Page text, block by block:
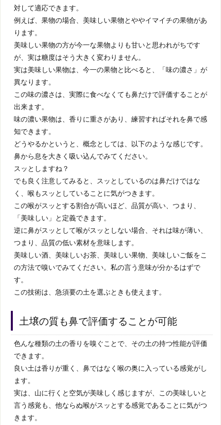
対して適応できます。
例えば、果物の場合、美味しい果物とややイマイチの果物があ
ります。
美味しい果物の方が今一な果物よりも甘いと思われがちです
が、実は糖度はそう大きく変わりません。
実は美味しい果物は、今一の果物と比べると、「味の濃さ」が
異なります。
この味の濃さは、実際に食べなくても鼻だけで評価することが
出来ます。
味の濃い果物は、香りに重さがあり、練習すればそれを鼻で感
知できます。
どうやるかというと、概念としては、以下のような感じです。
鼻から息を大きく吸い込んでみてください。
スッとしますね？
でも良く注意してみると、スッとしているのは鼻だけではな
く、喉もスッとしていることに気がつきます。
この喉がスッとする割合が高いほど、品質が高い、つまり、
「美味しい」と定義できます。
逆に鼻がスッとして喉がスッとしない場合、それは味が薄い、
つまり、品質の低い素材を意味します。
美味しい酒、美味しいお茶、美味しい果物、美味しいご飯をこ
の方法で嗅いでみてください。私の言う意味が分かるはずで
す。
この技術は、急須要の土を選ぶときも使えます。
土壌の質も鼻で評価することが可能
色んな種類の土の香りを嗅ぐことで、その土の持つ性能が評価
できます。
良い土は香りが重く、鼻ではなく喉の奥に入っている感覚がし
ます。
実は、山に行くと空気が美味しく感じますが、この美味しいと
言う感覚も、他ならぬ喉がスッとする感覚であることに気がつ
きます。